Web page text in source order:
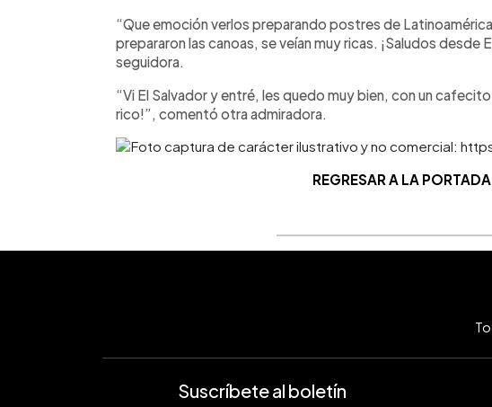
“Que emoción verlos preparando postres de
prepararon las canoas, se veían muy ricas. ¡Saludos desde
seguidora.
“Vi El Salvador y entré, les quedo muy bien, con un
rico!”, comentó otra admiradora.
REGRESAR A LA PORTADA
Suscríbete al boletín